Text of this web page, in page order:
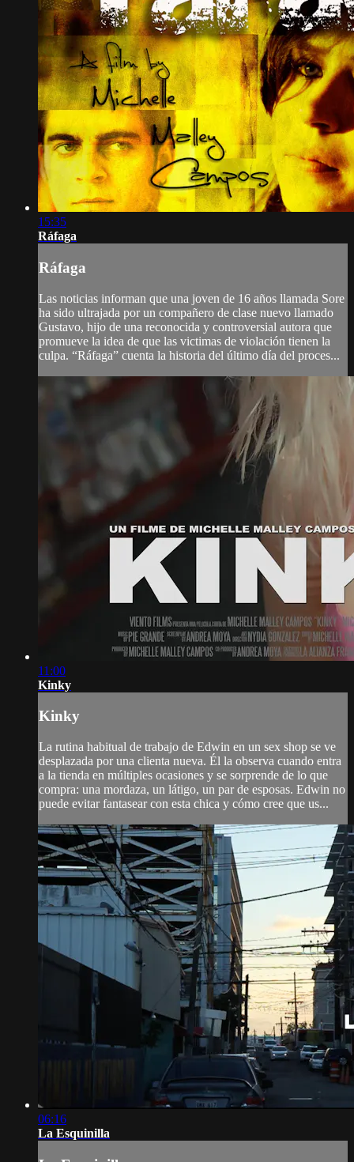
15:35
Ráfaga
Ráfaga
Las noticias informan que una joven de 16 años llamada Sore
ha sido ultrajada por un compañero de clase nuevo llamado
Gustavo, hijo de una reconocida y controversial autora que
promueve la idea de que las victimas de violación tienen la
culpa. “Ráfaga” cuenta la historia del último día del proces...
11:00
Kinky
Kinky
La rutina habitual de trabajo de Edwin en un sex shop se ve
desplazada por una clienta nueva. Él la observa cuando entra
a la tienda en múltiples ocasiones y se sorprende de lo que
compra: una mordaza, un látigo, un par de esposas. Edwin no
puede evitar fantasear con esta chica y cómo cree que us...
06:16
La Esquinilla